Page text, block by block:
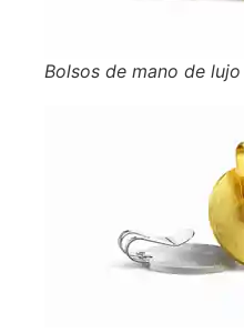
Bolsos de mano de lujo